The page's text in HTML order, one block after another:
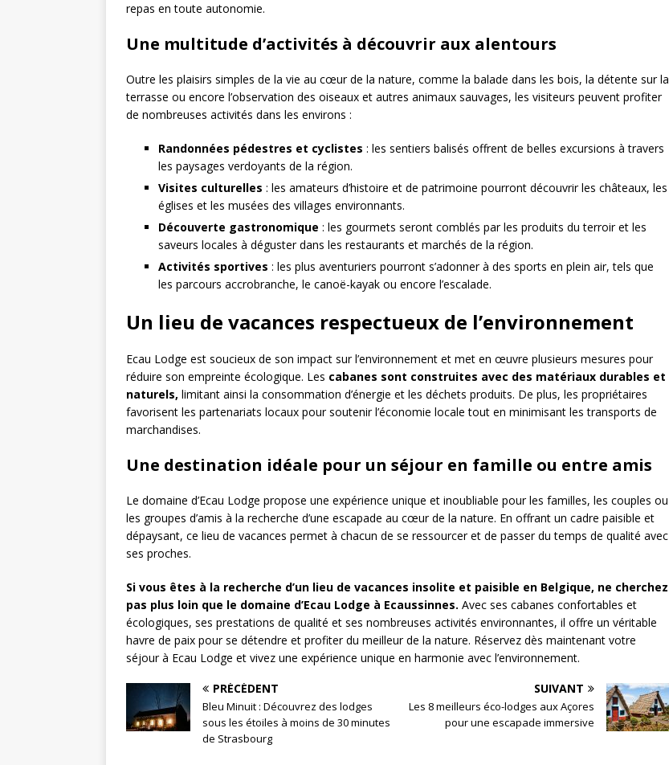
repas en toute autonomie.
Une multitude d’activités à découvrir aux alentours
Outre les plaisirs simples de la vie au cœur de la nature, comme la balade dans les bois, la détente sur la
terrasse ou encore l’observation des oiseaux et autres animaux sauvages, les visiteurs peuvent profiter
de nombreuses activités dans les environs :
Randonnées pédestres et cyclistes : les sentiers balisés offrent de belles excursions à travers
les paysages verdoyants de la région.
Visites culturelles : les amateurs d’histoire et de patrimoine pourront découvrir les châteaux, les
églises et les musées des villages environnants.
Découverte gastronomique : les gourmets seront comblés par les produits du terroir et les
saveurs locales à déguster dans les restaurants et marchés de la région.
Activités sportives : les plus aventuriers pourront s’adonner à des sports en plein air, tels que
les parcours accrobranche, le canoë-kayak ou encore l’escalade.
Un lieu de vacances respectueux de l’environnement
Ecau Lodge est soucieux de son impact sur l’environnement et met en œuvre plusieurs mesures pour
réduire son empreinte écologique. Les cabanes sont construites avec des matériaux durables et
naturels, limitant ainsi la consommation d’énergie et les déchets produits. De plus, les propriétaires
favorisent les partenariats locaux pour soutenir l’économie locale tout en minimisant les transports de
marchandises.
Une destination idéale pour un séjour en famille ou entre amis
Le domaine d’Ecau Lodge propose une expérience unique et inoubliable pour les familles, les couples ou
les groupes d’amis à la recherche d’une escapade au cœur de la nature. En offrant un cadre paisible et
dépaysant, ce lieu de vacances permet à chacun de se ressourcer et de passer du temps de qualité avec
ses proches.
Si vous êtes à la recherche d’un lieu de vacances insolite et paisible en Belgique, ne cherchez
pas plus loin que le domaine d’Ecau Lodge à Ecaussinnes. Avec ses cabanes confortables et
écologiques, ses prestations de qualité et ses nombreuses activités environnantes, il offre un véritable
havre de paix pour se détendre et profiter du meilleur de la nature. Réservez dès maintenant votre
séjour à Ecau Lodge et vivez une expérience unique en harmonie avec l’environnement.
PRÉCÉDENT
Bleu Minuit : Découvrez des lodges
sous les étoiles à moins de 30 minutes
de Strasbourg
SUIVANT
Les 8 meilleurs éco-lodges aux Açores
pour une escapade immersive